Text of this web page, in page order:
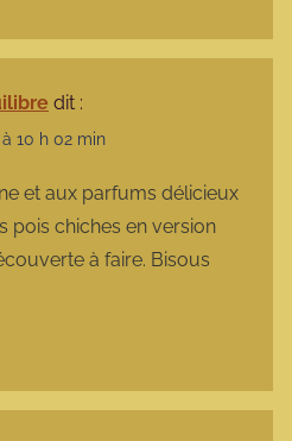
dit :
10 h 02 min
et aux parfums délicieux
pois chiches en version
à faire. Bisous